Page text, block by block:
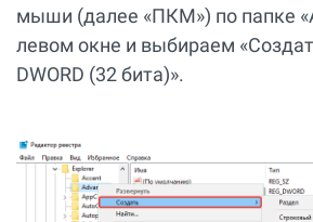
мыши (далее «ПКМ») по папке
левом окне и выбираем
DWORD (32 бита)».